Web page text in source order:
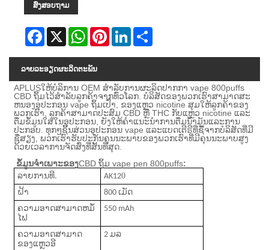
ສົ່ງສອບຖາມ
Facebook
X WhatsAppPinterestLinkedIn
ລາຍ​ລະ​ອຽດ​ຜະ​ລິດ​ຕະ​ພັນ
APLUSໃຫ້ບໍລິການ OEM ສໍາລັບການຜະລິດປາກກາ vape 800puffs
CBD ຖິ້ມໄວ້ສໍາລັບລູກຄ້າຈາກທົ່ວໂລກ. ບໍ​ລິ​ສັດ​ຂອງ​ພວກ​ເຮົາ​ສາ​ມາດ​ສະ​
ຫນອງ​ອຸ​ປະ​ກອນ vape ຖິ້ມ​ເປົ່າ​, ຂອງ​ແຫຼວ nicotine ສຸມ​ໃຫ້​ລູກ​ຄ້າ​ຂອງ​
ພວກ​ເຮົາ​, ລູກຄ້າສາມາດປະສົມ CBD ຫຼື THC ກັບແຫຼວ nicotine ແລະ
ຕື່ມຂໍ້ມູນໃສ່ໃນອຸປະກອນ, ຍັງໃຫ້ຄໍາແນະນໍາການຕື່ມນ້ໍາມັນແລະການ
ປະກອບ. ທຸກໆຊິ້ນສ່ວນອຸປະກອນ vape ແລະແບດເຕີຣີທີ່ຊື້ຈາກບໍລິສັດທີ່ມີ
ຊື່ສຽງ, ພວກເຮົາຮັບປະກັນຄຸນນະພາບຂອງພວກເຮົາທີ່ມີຄຸນນະພາບສູງ
ດ້ວຍເວລາການຈັດສົ່ງທີ່ສັ້ນທີ່ສຸດ.
ຂໍ້ມູນຈໍາເພາະຂອງCBD ຖິ້ມ vape pen 800puffs:
ລາຍ​ການ​ທີ. AK120
ຝ້າ
800 ເມັດ
ຄວາມອາດສາມາດຫມໍ້
ໄຟ
550 mAh
ຄວາມອາດສາມາດ
ຂອງແຫຼວອີ
2 ມລ